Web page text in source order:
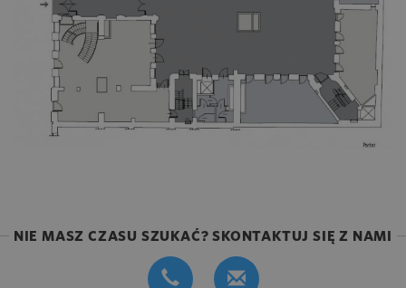
NIE MASZ CZASU SZUKAĆ? SKONTAKTUJ SIĘ Z NAMI